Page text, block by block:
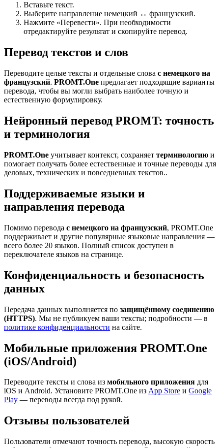
Вставьте текст.
Выберите направление немецкий ↔ французский.
Нажмите «Перевести». При необходимости
отредактируйте результат и скопируйте перевод.
Перевод текстов и слов
Переводите целые тексты и отдельные слова с немецкого на
французский. PROMT.One предлагает подходящие варианты
перевода, чтобы вы могли выбрать наиболее точную и
естественную формулировку.
Нейронный перевод PROMT: точность
и терминология
PROMT.One учитывает контекст, сохраняет терминологию и
помогает получать более естественные и точные переводы для
деловых, технических и повседневных текстов..
Поддерживаемые языки и
направления перевода
Помимо перевода с немецкого на французский, PROMT.One
поддерживает и другие популярные языковые направления —
всего более 20 языков. Полный список доступен в
переключателе языков на странице.
Конфиденциальность и безопасность
данных
Передача данных выполняется по защищённому соединению
(HTTPS). Мы не публикуем ваши тексты; подробности — в
политике конфиденциальности на сайте.
Мобильные приложения PROMT.One
(iOS/Android)
Переводите тексты и слова из мобильного приложения для
iOS и Android. Установите PROMT.One из App Store и Google
Play — переводы всегда под рукой.
Отзывы пользователей
Пользователи отмечают точность перевода, высокую скорость